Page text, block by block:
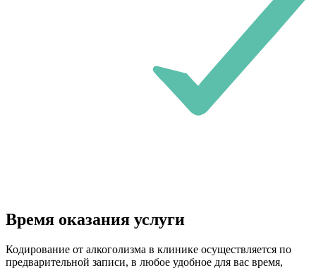
Время оказания услуги
Кодирование от алкоголизма в клинике осуществляется по
предварительной записи, в любое удобное для вас время,